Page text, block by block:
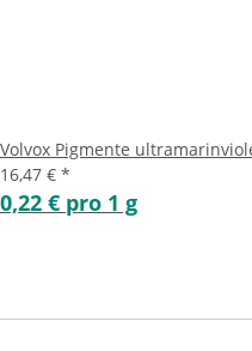
Volvox Pigmente
16,47 € *
0,22 € pro 1 g